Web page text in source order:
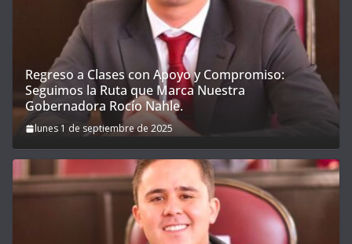
Regreso a Clases con Apoyo y Compromiso:
Seguimos la Ruta que Marca Nuestra
Gobernadora Rocío Nahle.
lunes 1 de septiembre de 2025